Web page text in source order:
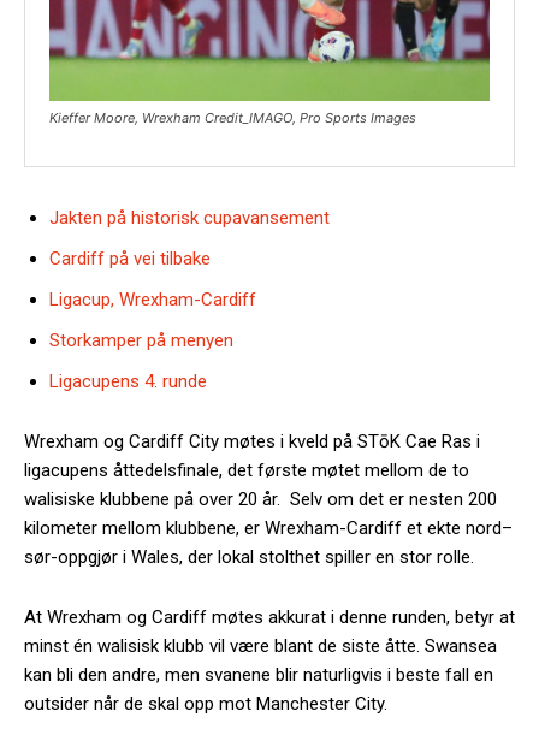
Kieffer Moore, Wrexham Credit_IMAGO, Pro Sports Images
Jakten på historisk cupavansement
Cardiff på vei tilbake
Ligacup, Wrexham-Cardiff
Storkamper på menyen
Ligacupens 4. runde
Wrexham og Cardiff City møtes i kveld på STōK Cae Ras i
ligacupens åttedelsfinale, det første møtet mellom de to
walisiske klubbene på over 20 år. Selv om det er nesten 200
kilometer mellom klubbene, er Wrexham-Cardiff et ekte nord–
sør-oppgjør i Wales, der lokal stolthet spiller en stor rolle.
At Wrexham og Cardiff møtes akkurat i denne runden, betyr at
minst én walisisk klubb vil være blant de siste åtte. Swansea
kan bli den andre, men svanene blir naturligvis i beste fall en
outsider når de skal opp mot Manchester City.